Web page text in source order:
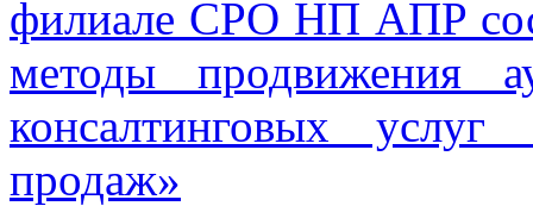
филиале СРО НП АПР
методы продвижения
консалтинговых
продаж»